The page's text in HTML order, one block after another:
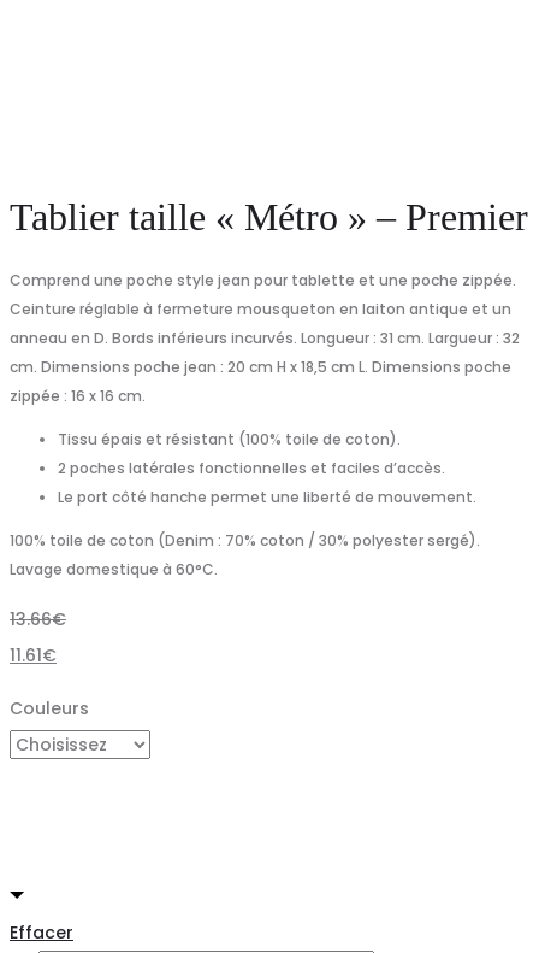
Tablier taille « Métro » – Premier
Comprend une poche style jean pour tablette et une poche zippée.
Ceinture réglable à fermeture mousqueton en laiton antique et un
anneau en D. Bords inférieurs incurvés. Longueur : 31 cm. Largueur : 32
cm. Dimensions poche jean : 20 cm H x 18,5 cm L. Dimensions poche
zippée : 16 x 16 cm.
Tissu épais et résistant (100% toile de coton).
2 poches latérales fonctionnelles et faciles d’accès.
Le port côté hanche permet une liberté de mouvement.
100% toile de coton (Denim : 70% coton / 30% polyester sergé).
Lavage domestique à 60°C.
13.66€
11.61€
Couleurs
Effacer